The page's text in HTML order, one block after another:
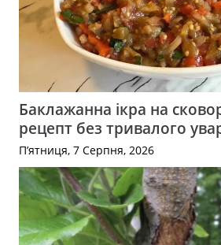
Баклажанна ікра на
рецепт без тривалого
П’ятниця, 7 Серпня, 2026